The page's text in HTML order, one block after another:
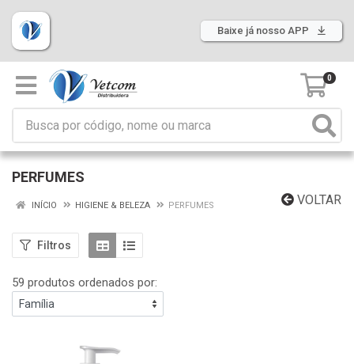
Baixe já nosso APP
0
PERFUMES
VOLTAR
INÍCIO HIGIENE & BELEZA PERFUMES
Filtros
59 produtos ordenados por: